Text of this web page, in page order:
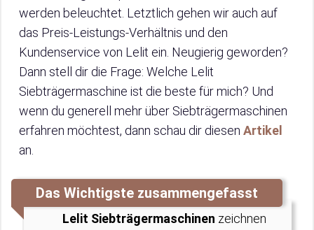
werden beleuchtet. Letztlich gehen wir auch auf
das Preis-Leistungs-Verhältnis und den
Kundenservice von Lelit ein. Neugierig geworden?
Dann stell dir die Frage: Welche Lelit
Siebträgermaschine ist die beste für mich? Und
wenn du generell mehr über Siebträgermaschinen
erfahren möchtest, dann schau dir diesen Artikel
an.
Das Wichtigste zusammengefasst
Lelit Siebträgermaschinen zeichnen